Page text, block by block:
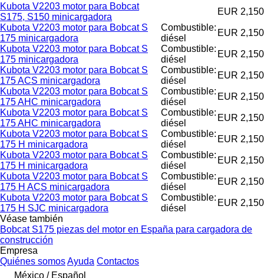
Kubota V2203 motor para Bobcat
S175, S150 minicargadora
EUR 2,150
Kubota V2203 motor para Bobcat S
175 minicargadora
Combustible:
diésel
EUR 2,150
Kubota V2203 motor para Bobcat S
175 minicargadora
Combustible:
diésel
EUR 2,150
Kubota V2203 motor para Bobcat S
175 ACS minicargadora
Combustible:
diésel
EUR 2,150
Kubota V2203 motor para Bobcat S
175 AHC minicargadora
Combustible:
diésel
EUR 2,150
Kubota V2203 motor para Bobcat S
175 AHC minicargadora
Combustible:
diésel
EUR 2,150
Kubota V2203 motor para Bobcat S
175 H minicargadora
Combustible:
diésel
EUR 2,150
Kubota V2203 motor para Bobcat S
175 H minicargadora
Combustible:
diésel
EUR 2,150
Kubota V2203 motor para Bobcat S
175 H ACS minicargadora
Combustible:
diésel
EUR 2,150
Kubota V2203 motor para Bobcat S
175 H SJC minicargadora
Combustible:
diésel
EUR 2,150
Véase también
Bobcat S175 piezas del motor en España para cargadora de
construcción
Empresa
Quiénes somosAyuda Contactos
México / Español